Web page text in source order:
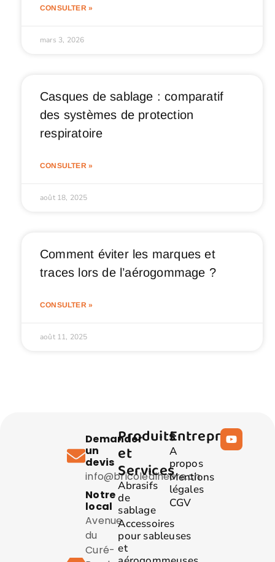
CONSULTER »
mars 3, 2026
Casques de sablage : comparatif
des systèmes de protection
respiratoire
CONSULTER »
août 18, 2025
Comment éviter les marques et
traces lors de l’aérogommage ?
CONSULTER »
août 11, 2025
Demander
un
devis
info@bricolealheure.ch
Notre
local
Avenue
du
Curé-
Produits
et
Services
Abrasifs
de
sablage
Accessoires
pour sableuses
et
Entreprise
A
propos
Mentions
légales
CGV